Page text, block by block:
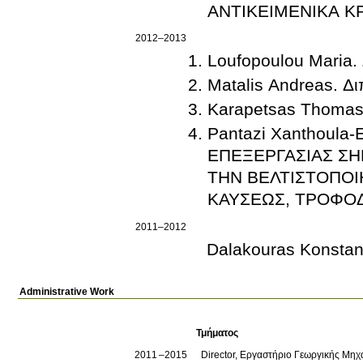
ΑΝΤΙΚΕΙΜΕΝΙΚΑ
2012–2013
Loufopoulou Maria.
Matalis Andreas.
Karapetsas
Pantazi
ΕΠΕΞΕΡΓΑΣΙΑΣ
ΤΗΝ
ΚΑΥΣΕΩΣ,
2011–2012
Dalakouras
Administrative Work
Τμήματος
2011
2015 Director, Εργαστήριο Γεωργικής